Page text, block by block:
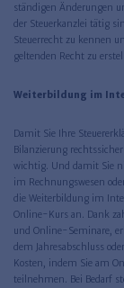
ständigen Änderungen
der Steuerkanzlei tätig
Steuerrecht zu kennen
geltenden Recht zu
Weiterbildung im
Damit Sie Ihre
Bilanzierung
wichtig. Und damit Sie
im Rechnungswesen
die Weiterbildung im
Online-Kurs an. Dank
und Online-Seminare,
dem Jahresabschluss
Kosten, indem Sie am
teilnehmen. Bei Bedarf